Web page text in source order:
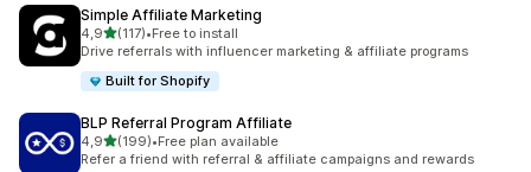
Simple Affiliate Marketing
4,9na 5 gwiazdek
(117)
Łączna liczba recenzji: 117
•Free to install
Drive referrals with influencer marketing & affiliate programs
Built for Shopify
BLP Referral Program Affiliate
4,9na 5 gwiazdek
(199)
Łączna liczba recenzji: 199
•Free plan available
Refer a friend with referral & affiliate campaigns and rewards